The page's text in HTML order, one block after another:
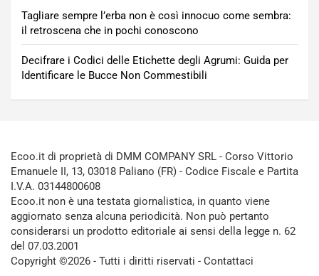
Tagliare sempre l’erba non è così innocuo come sembra:
il retroscena che in pochi conoscono
Decifrare i Codici delle Etichette degli Agrumi: Guida per
Identificare le Bucce Non Commestibili
Ecoo.it di proprietà di DMM COMPANY SRL - Corso Vittorio
Emanuele II, 13, 03018 Paliano (FR) - Codice Fiscale e Partita
I.V.A. 03144800608
Ecoo.it non è una testata giornalistica, in quanto viene
aggiornato senza alcuna periodicità. Non può pertanto
considerarsi un prodotto editoriale ai sensi della legge n. 62
del 07.03.2001
Copyright ©2026 - Tutti i diritti riservati - Contattaci